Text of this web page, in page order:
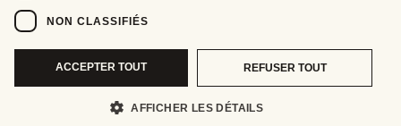
NON CLASSIFIÉS
ACCEPTER TOUT REFUSER TOUT
AFFICHER LES DÉTAILS